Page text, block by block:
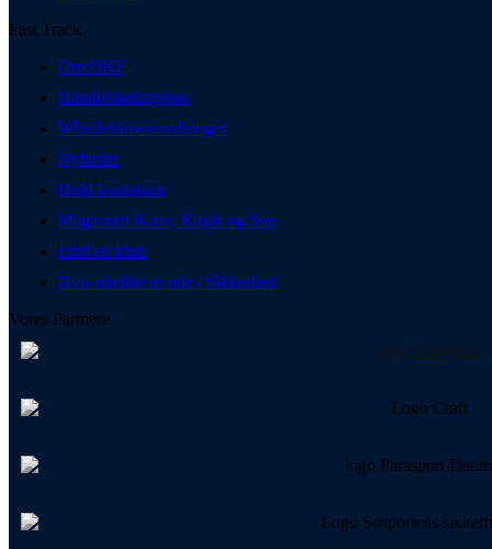
Fast Track
Om DKF
Handelsbetingelser
Whistleblowerordninger
Nyheder
Hold kontakten
Magasinet Kano, Kajak og Sup
Find en klub
Hvis uheldet er ude / Sikkerhed
Vores Partnere